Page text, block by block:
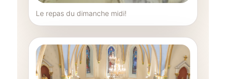
Le repas du dimanche midi!